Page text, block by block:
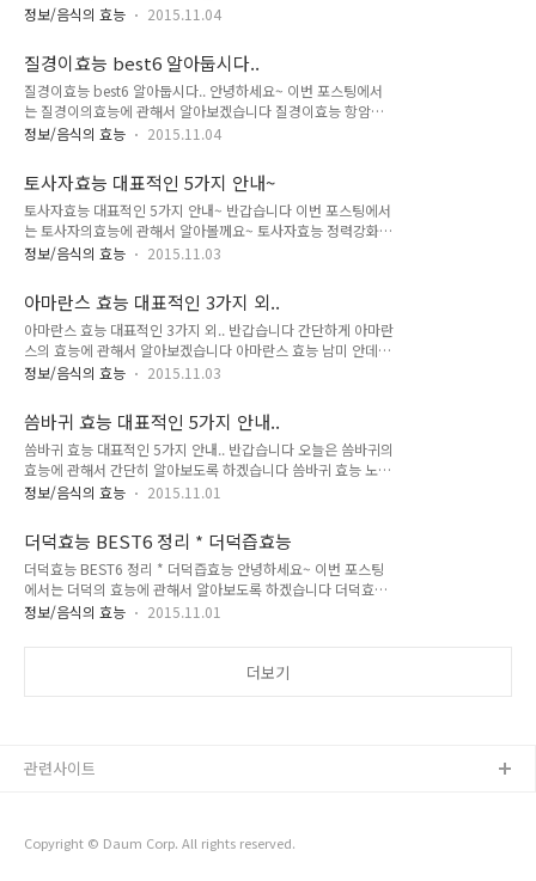
등에 효과가 좋으며 면역력을 높여주는데 아주 탁월하다고 합니
물을 매일 꾸준히 먹으면 폐를 건강하게 만들어줘서 폐결핵과 같
은 폐질환 또한 예방할수 있다고 합니다 이뇨작용 촉진에 효..
문동효능 맥문동의 사포닌 성분은 탁월한 진해거담작용을 하기
효과적으로 제거해주며 기침을 멎게 하는데 효능이 있다고 합니
다 맥문동은 폐 건강을 유지하고 보해주는 효능이 있어서평소 흡
연이 잦으시거나 폐결핵을 비롯한 폐관련 질환을 예방하고 치료
하는데 큰 도움이 되며만성 기관지염을 비롯한 호흡기 질환치료
에 좋다고 합니다 맥문동은 자양강장 효능이 있어서 평소 기가
은 잔병치례가 심한분들께 큰 도움이 된다고 합니다 평소 소변이
잘 나오지 않거나이뇨후에 잔뇨감에 불편해 하시..
정보/음식의 효능 2015.11.04
질경이효능 best6 알아둡시다..
질경이효능 best6 알아둡시다.. 안녕하세요~ 이번 포스팅에서
는 질경이의효능에 관해서 알아보겠습니다 질경이효능 항암효
과질경이를 포함한 국산 산나물은 활성산소를 억제하고 발암물
레스테롤 감소질경이에 풍부하게 함유되어 있는 저분자방향 성
분이 강력한 항산화 효과와 식이섬유,펙틴이 풍부하게 들어있어
체내에 있는 활성산소를 제거하고 동맥경화와 지방간,고지혈증
등의 성인병을 예방해 주는 효능을 가지고 있다고 합니다 간건강
질경이차 또는 질경이를 즐겨먹으면 만성 간염,간에 열이 올라
을때 증상 완화에 도움이 된다고 합니다 피부미용질경이는 모든
피부에 도움이 되는 허브로 피부를 탄력있고 건강하게하는 ..
정보/음식의 효능 2015.11.04
토사자효능 대표적인 5가지 안내~
토사자효능 대표적인 5가지 안내~ 반갑습니다 이번 포스팅에서
는 토사자의효능에 관해서 알아볼께요~ 토사자효능 정력강화에
좋습니다 남자에게 좋다고 알려져있는 토사자는 신장의 기능이
효과가 좋다고 합니다 신장기능강화에 도움을 줍니다 이뇨작용
을 도와주는 토사자는 신장에 노폐물이 쌓이지 못하고 배출되도
록 도와주는 효능을 가지고 있어서신장기능을 강화시키고 개선
시켜 준다고 알려져 있습니다또한 이뇨작용으로 인해서 요로결
석과 몸이 잘붓는분들에게 효과가 좋습니다 뼈건강에 좋습니다
기 어린이나 나이드신 어르신들의 뼈건강에 도움이 될 수 있습니
다또한 토사자는 세포의 생성에 중요한 성분이 되는 인이 풍부해
서칼..
정보/음식의 효능 2015.11.03
아마란스 효능 대표적인 3가지 외..
아마란스 효능 대표적인 3가지 외.. 반갑습니다 간단하게 아마란
스의 효능에 관해서 알아보겠습니다 아마란스 효능 남미 안데스
고산지대에서 주로 자라고영양성분이 풍부하게 함유되어 있어
겠습니다 아마란스에는 비타민,단백질,스쿠알렌,폴리페놀,타우
린,라이신칼슘,아미노산,철분,인 등이 풍부하게 함유되어 있으며
단백질,탄수화물,지방 등의 3대영양소 등을 균형있게 가지고 있
어서완전식품에 가깝다고 알려져 있습니다 아마란스 효능 성인
병 예방에 좋습니다아마란스에는 식물성 콜레스테롤이 함유되
액순환을 원활하게 하는 효과가 있어서성인병 예방 및 개선에 효
능이 좋습니다 당뇨에 좋습니다밥을 지을때 아마란스씨를 넣어
서..
정보/음식의 효능 2015.11.03
씀바귀 효능 대표적인 5가지 안내..
씀바귀 효능 대표적인 5가지 안내.. 반갑습니다 오늘은 씀바귀의
효능에 관해서 간단히 알아보도록 하겠습니다 씀바귀 효능 노화
방지에 좋습니다 씀바귀에는 노화억제,항산화기능을 가지고 있
켜 줍니다 씀바귀를 꾸준히 복용하실 경우 항산화 작용효과를 볼
수 있는데 이는 체질개선이나 각종 알레르기에 치료효과가 있다
고 합니다 시력향상에 좋습니다 씀바귀는 비타민A를 다량 함유
하고 있는데 이 성분이 시력회복에 매우 좋은 영양소입니다 씀바
귀를 꾸준히 드시면 시력향상을 기대할수 있으며 잦은 업무나 스
는 알리파틱 성분을 포함하고 있어서 암세포 증식에 관한..
정보/음식의 효능 2015.11.01
더덕효능 BEST6 정리 * 더덕즙효능
더덕효능 BEST6 정리 * 더덕즙효능 안녕하세요~ 이번 포스팅
에서는 더덕의 효능에 관해서 알아보도록 하겠습니다 더덕효능
BEST6 정리 * 더덕즙효능 더덕은 예전부터 식용된 식물로 고려
같다”라고 하였다고 합니다 중국에서는 더덕을 약으로 쓰는데
하며 뿌리는 고추장장아찌,생채,자반,구이,누름적,정과,술 등을
정보/음식의 효능 2015.11.01
더보기
Copyright © Daum Corp. All rights reserved.
관련사이트